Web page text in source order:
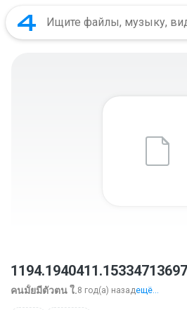
คนมั้ยมีตัวตน ใ.8 год(а) назадещё...